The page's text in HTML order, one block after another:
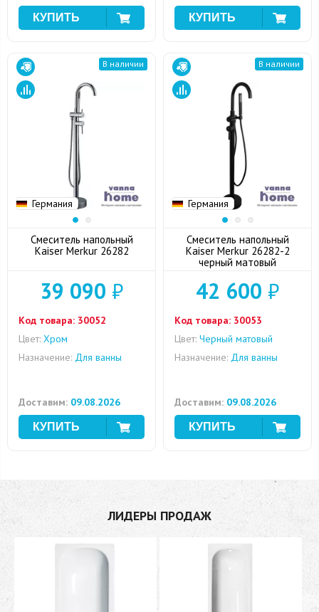
Германия
В наличии
Смеситель напольный
Kaiser Merkur 26282
39 090 ₽
Код товара: 30052
Цвет: Хром
Назначение: Для ванны
Доставим: 09.08.2026
Германия
В наличии
Смеситель напольный
Kaiser Merkur 26282-2
черный матовый
42 600 ₽
Код товара: 30053
Цвет: Черный матовый
Назначение: Для ванны
Доставим: 09.08.2026
ЛИДЕРЫ ПРОДАЖ